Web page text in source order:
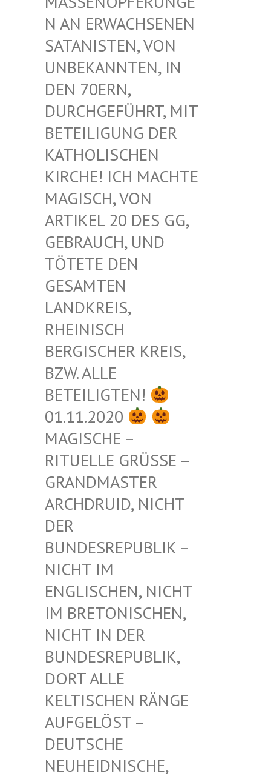
AN ERWACHSENEN S
ATANISTEN, VON U
NBEKANNTEN, IN D
EN 70ERN, D
URCHGEFÜHRT, MIT B
ETEILIGUNG DER K
ATHOLISCHEN K
IRCHE! ICH MACHTE M
AGISCH, VON A
RTIKEL 20 DES GG, G
EBRAUCH, UND T
ÖTETE DEN G
ESAMTEN L
ANDKREIS, R
HEINISCH B
ERGISCHER KREIS, B
ZW. ALLE B
ETEILIGTEN!
01.11.2020
MAGISCHE –
RITUELLE GRÜSSE – G
RANDMASTER A
RCHDRUID, NICHT D
ER B
UNDESREPUBLIK – N
ICHT IM E
NGLISCHEN, NICHT I
M BRETONISCHEN, N
ICHT IN DER B
UNDESREPUBLIK, D
ORT ALLE K
ELTISCHEN RÄNGE A
UFGELÖST – D
EUTSCHE N
EUHEIDNISCHE, A